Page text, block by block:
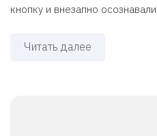
кнопку и внезапно
Читать далее